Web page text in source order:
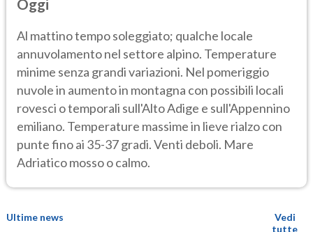
Oggi
Al mattino tempo soleggiato; qualche locale
annuvolamento nel settore alpino. Temperature
minime senza grandi variazioni. Nel pomeriggio
nuvole in aumento in montagna con possibili locali
rovesci o temporali sull'Alto Adige e sull'Appennino
emiliano. Temperature massime in lieve rialzo con
punte fino ai 35-37 gradi. Venti deboli. Mare
Adriatico mosso o calmo.
Ultime news
Vedi
tutte